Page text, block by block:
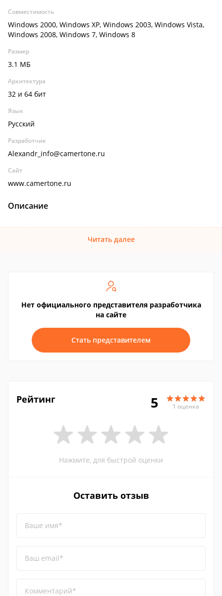
Совместимость
Windows 2000, Windows XP, Windows 2003, Windows Vista,
Windows 2008, Windows 7, Windows 8
Размер
3.1 МБ
Архитектура
32 и 64 бит
Язык
Русский
Разработчик
Alexandr_info@camertone.ru
Сайт
www.camertone.ru
Описание
Читать далее
Нет официального представителя разработчика
на сайте
Стать представителем
Рейтинг 5 1 оценка
Нажмите, для быстрой оценки
Оставить отзыв
Ваше имя*
Ваш email*
Комментарий*